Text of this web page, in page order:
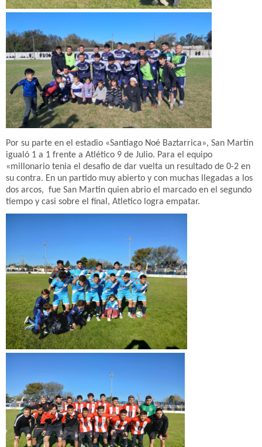
Por su parte en el estadio «Santiago Noé Baztarrica», San Martín
igualó 1 a 1 frente a Atlético 9 de Julio. Para el equipo
«millonario tenia el desafio de dar vuelta un resultado de 0-2 en
su contra. En un partido muy abierto y con muchas llegadas a los
dos arcos, fue San Martin quien abrio el marcado en el segundo
tiempo y casi sobre el final, Atletico logra empatar.